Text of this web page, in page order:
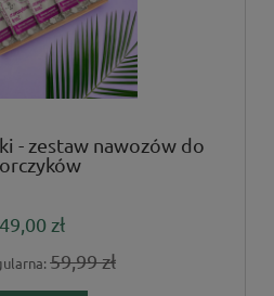
- zestaw nawozów do
49,00 zł
59,99 zł